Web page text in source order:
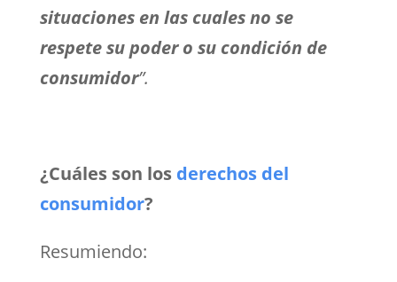
situaciones en las cuales no se
respete su poder o su condición de
consumidor”.
¿Cuáles son los derechos del
consumidor?
Resumiendo: